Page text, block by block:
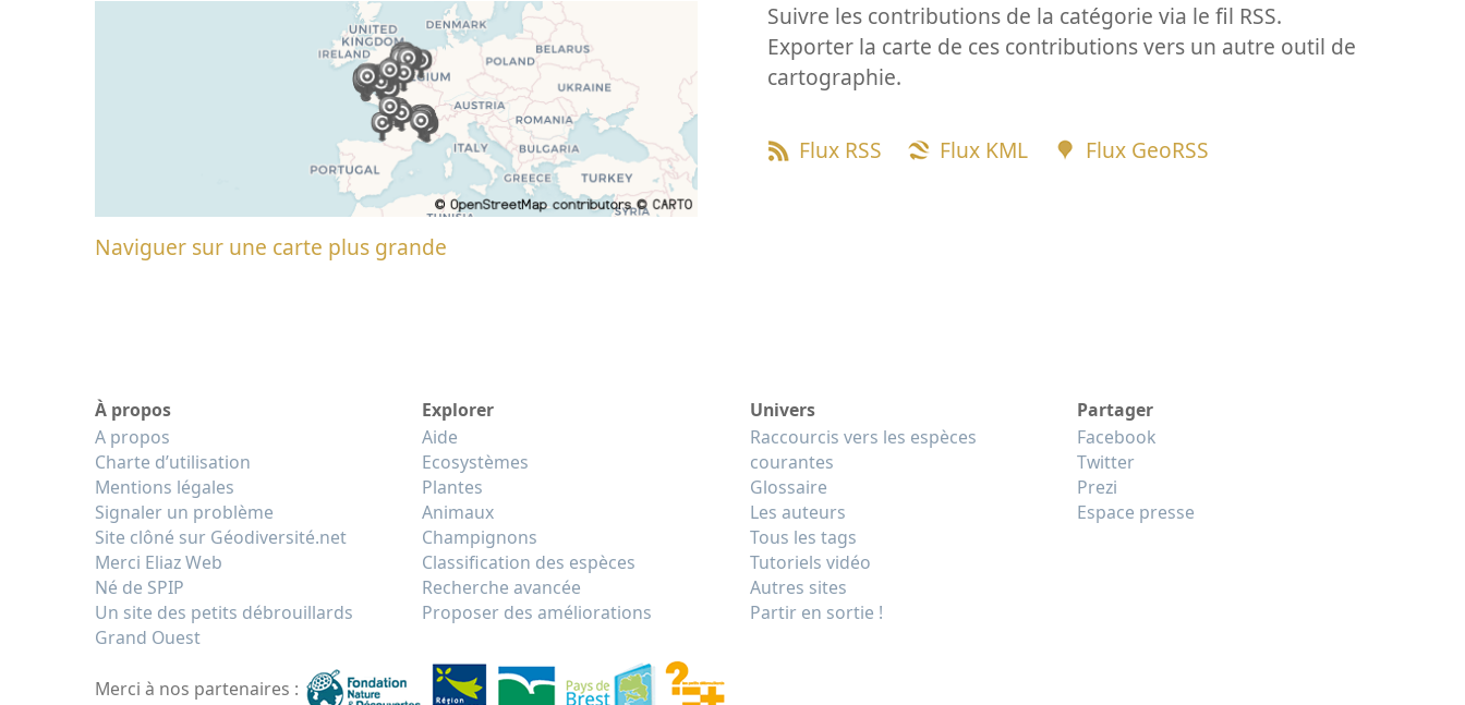
Naviguer sur une carte plus grande
Suivre les contributions de la catégorie via le fil RSS.
Exporter la carte de ces contributions vers un autre outil de
cartographie.
Flux RSS Flux KML Flux GeoRSS
À propos
A propos
Charte d’utilisation
Mentions légales
Signaler un problème
Site clôné sur Géodiversité.net
Merci Eliaz Web
Né de SPIP
Un site des petits débrouillards
Grand Ouest
Explorer
Aide
Ecosystèmes
Plantes
Animaux
Champignons
Classification des espèces
Recherche avancée
Proposer des améliorations
Univers
Raccourcis vers les espèces
courantes
Glossaire
Les auteurs
Tous les tags
Tutoriels vidéo
Autres sites
Partir en sortie !
Partager
Facebook
Twitter
Prezi
Espace presse
Merci à nos partenaires :